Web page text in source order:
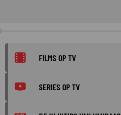
FILMS OP TV
SERIES OP TV